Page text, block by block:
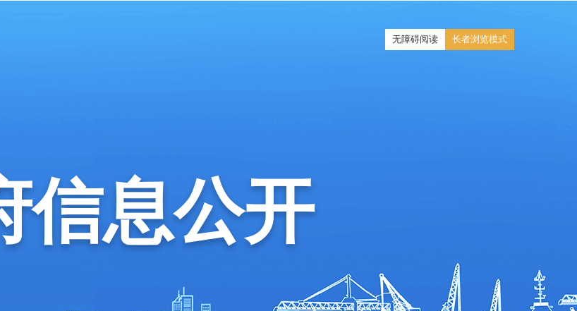
无障碍阅读 长者浏览模式
信息公开